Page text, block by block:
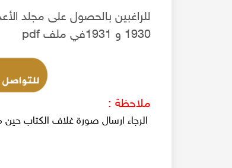
للراغبين بالحصول على مجلد
1930 و 1931في ملف pdf
ملاحظة :
الرجاء ارسال صورة غلاف الكتاب حين